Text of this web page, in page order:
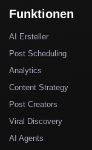
Funktionen
AI Ersteller
Post Scheduling
Analytics
Content Strategy
Post Creators
Viral Discovery
AI Agents